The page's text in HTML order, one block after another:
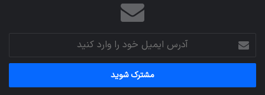
آدرس
ایمیل
خود
وارد